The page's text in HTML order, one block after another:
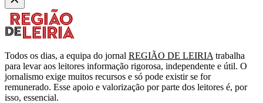
Todos os dias, a equipa do jornal REGIÃO DE LEIRIA trabalha
para levar aos leitores informação rigorosa, independente e útil. O
jornalismo exige muitos recursos e só pode existir se for
remunerado. Esse apoio e valorização por parte dos leitores é, por
isso, essencial.